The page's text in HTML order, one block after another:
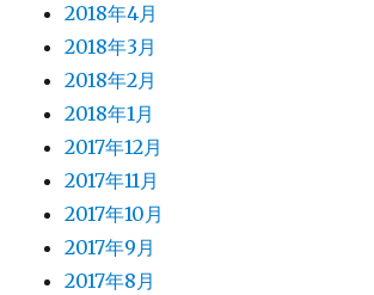
2018年4月
2018年3月
2018年2月
2018年1月
2017年12月
2017年11月
2017年10月
2017年9月
2017年8月